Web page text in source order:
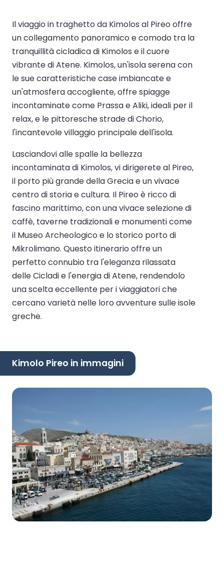
Il viaggio in traghetto da Kimolos al Pireo offre
un collegamento panoramico e comodo tra la
tranquillità cicladica di Kimolos e il cuore
vibrante di Atene. Kimolos, un'isola serena con
le sue caratteristiche case imbiancate e
un'atmosfera accogliente, offre spiagge
incontaminate come Prassa e Aliki, ideali per il
relax, e le pittoresche strade di Chorio,
l'incantevole villaggio principale dell'isola.
Lasciandovi alle spalle la bellezza
incontaminata di Kimolos, vi dirigerete al Pireo,
il porto più grande della Grecia e un vivace
centro di storia e cultura. Il Pireo è ricco di
fascino marittimo, con una vivace selezione di
caffè, taverne tradizionali e monumenti come
il Museo Archeologico e lo storico porto di
Mikrolimano. Questo itinerario offre un
perfetto connubio tra l'eleganza rilassata
delle Cicladi e l'energia di Atene, rendendolo
una scelta eccellente per i viaggiatori che
cercano varietà nelle loro avventure sulle isole
greche.
Kimolo Pireo in immagini